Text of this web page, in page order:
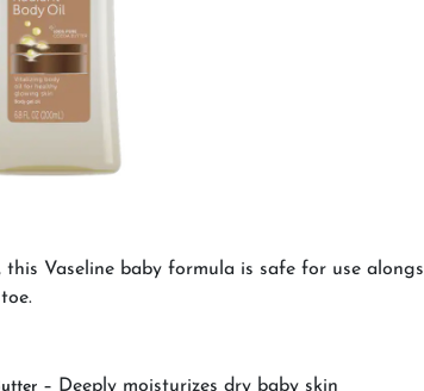
this Vaseline baby formula is safe for use
– Deeply moisturizes dry baby skin